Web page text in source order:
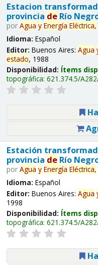
Estacion
provincia deRío
por Agua y Energía Eléctrica,
Idioma: Español
Editor: Buenos Aires: Agua
estado, 1988
Disponibilidad: Ítems
topográfica: 621.374.5/
Estación
provincia deRío
por Agua y Energía Eléctrica,
Idioma: Español
Editor: Buenos Aires: Agua
1998
Disponibilidad: Ítems
topográfica: 621.374.5/